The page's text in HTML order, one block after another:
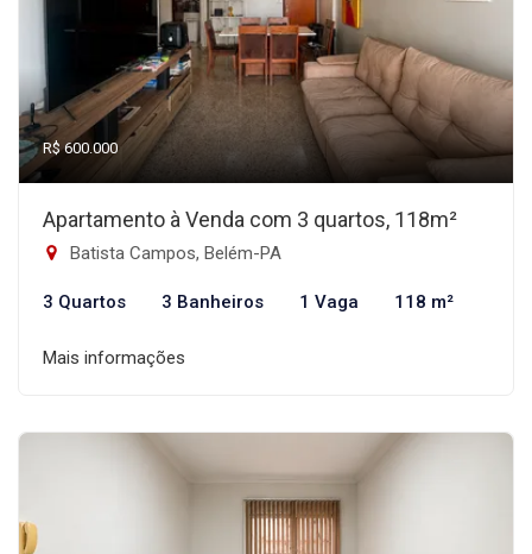
R$ 600.000
Apartamento à Venda com 3 quartos, 118m²
Batista Campos, Belém-PA
3 Quartos 3 Banheiros 1 Vaga 118 m²
Mais informações